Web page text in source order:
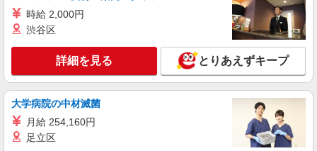
キープ
派遣社員
株式会社kotrio /●TK-H-1596348
NEW
＜館林市＞障がい者施設の支援員＊軽作業の
見守りなど＊日払いOK
時給1500円〜2125円 ＜日払い有/週払い有/交
通費全支給(ガソリン代含む)＞
時給 2,000円
渋谷区
詳細を見る とりあえずキープ
大学病院の中材滅菌
月給 254,160円
足立区